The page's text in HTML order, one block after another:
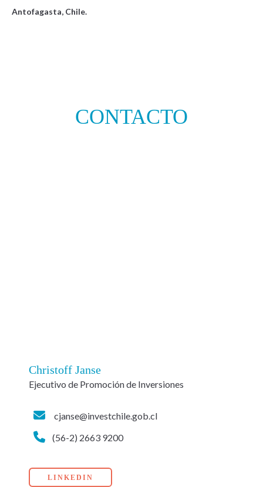
Antofagasta, Chile.
CONTACTO
Christoff Janse
Ejecutivo de Promoción de Inversiones
cjanse@investchile.gob.cl
(56-2) 2663 9200
LINKEDIN